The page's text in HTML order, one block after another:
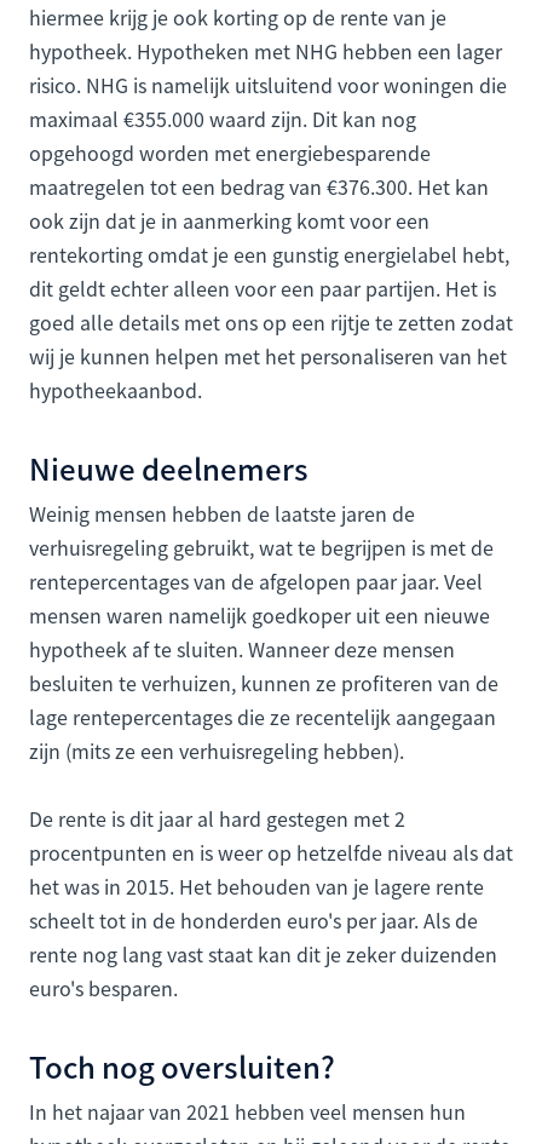
hiermee krijg je ook korting op de rente van je
hypotheek. Hypotheken met NHG hebben een lager
risico. NHG is namelijk uitsluitend voor woningen die
maximaal €355.000 waard zijn. Dit kan nog
opgehoogd worden met energiebesparende
maatregelen tot een bedrag van €376.300. Het kan
ook zijn dat je in aanmerking komt voor een
rentekorting omdat je een gunstig energielabel hebt,
dit geldt echter alleen voor een paar partijen. Het is
goed alle details met ons op een rijtje te zetten zodat
wij je kunnen helpen met het personaliseren van het
hypotheekaanbod.
Nieuwe deelnemers
Weinig mensen hebben de laatste jaren de
verhuisregeling gebruikt, wat te begrijpen is met de
rentepercentages van de afgelopen paar jaar. Veel
mensen waren namelijk goedkoper uit een nieuwe
hypotheek af te sluiten. Wanneer deze mensen
besluiten te verhuizen, kunnen ze profiteren van de
lage rentepercentages die ze recentelijk aangegaan
zijn (mits ze een verhuisregeling hebben).
De rente is dit jaar al hard gestegen met 2
procentpunten en is weer op hetzelfde niveau als dat
het was in 2015. Het behouden van je lagere rente
scheelt tot in de honderden euro's per jaar. Als de
rente nog lang vast staat kan dit je zeker duizenden
euro's besparen.
Toch nog oversluiten?
In het najaar van 2021 hebben veel mensen hun